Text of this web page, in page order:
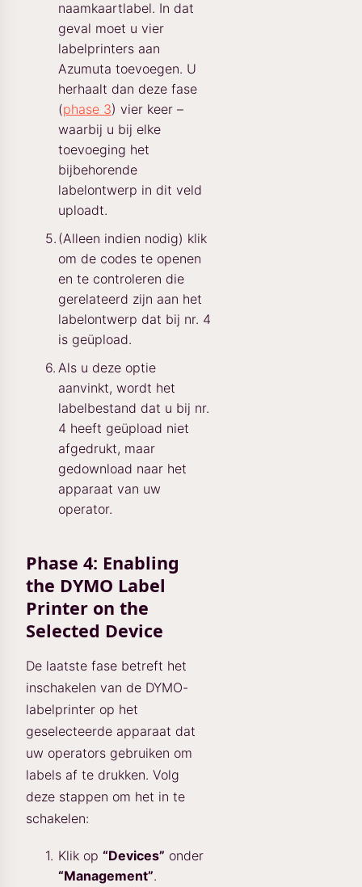
naamkaartlabel. In dat
geval moet u vier
labelprinters aan
Azumuta toevoegen. U
herhaalt dan deze fase
(phase 3) vier keer –
waarbij u bij elke
toevoeging het
bijbehorende
labelontwerp in dit veld
uploadt.
(Alleen indien nodig) klik
om de codes te openen
en te controleren die
gerelateerd zijn aan het
labelontwerp dat bij nr. 4
is geüpload.
Als u deze optie
aanvinkt, wordt het
labelbestand dat u bij nr.
4 heeft geüpload niet
afgedrukt, maar
gedownload naar het
apparaat van uw
operator.
Phase 4: Enabling
the DYMO Label
Printer on the
Selected Device
De laatste fase betreft het
inschakelen van de DYMO-
labelprinter op het
geselecteerde apparaat dat
uw operators gebruiken om
labels af te drukken. Volg
deze stappen om het in te
schakelen:
Klik op “Devices” onder
“Management”.